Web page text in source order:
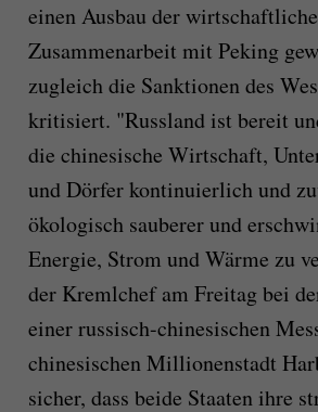
einen Ausbau der
Zusammenarbeit mit Peking
zugleich die Sanktionen des
kritisiert. "Russland ist bereit
die chinesische Wirtschaft,
und Dörfer kontinuierlich und
ökologisch sauberer und
Energie, Strom und Wärme zu
der Kremlchef am Freitag bei
einer russisch-chinesischen
chinesischen Millionenstadt
sicher, dass beide Staaten ihre